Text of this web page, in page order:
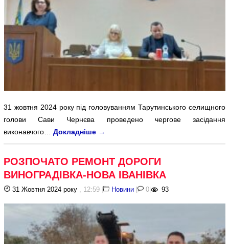
31 жовтня 2024 року під головуванням Тарутинського селищного
голови Сави Чернєва проведено чергове засідання
виконавчого…Докладніше →
РОЗПОЧАТО РЕМОНТ ДОРОГИ
ВИНОГРАДІВКА-НОВА ІВАНІВКА
31 Жовтня 2024 року , 12:59 | Новини | 0| 93